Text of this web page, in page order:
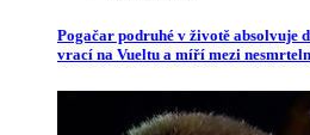
Pogačar podruhé v životě absolvuje
vrací na Vueltu a míří mezi